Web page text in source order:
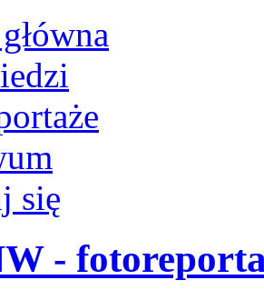
się
-